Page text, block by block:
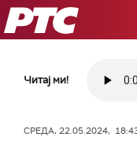
РТС
Читај ми!
СРЕДА, 22.05.2024,